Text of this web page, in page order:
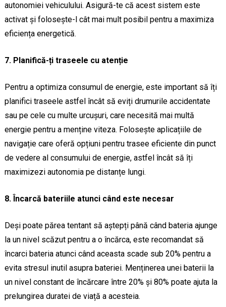
autonomiei vehiculului. Asigură-te că acest sistem este
activat și folosește-l cât mai mult posibil pentru a maximiza
eficiența energetică.
7. Planifică-ți traseele cu atenție
Pentru a optimiza consumul de energie, este important să îți
planifici traseele astfel încât să eviți drumurile accidentate
sau pe cele cu multe urcușuri, care necesită mai multă
energie pentru a menține viteza. Folosește aplicațiile de
navigație care oferă opțiuni pentru trasee eficiente din punct
de vedere al consumului de energie, astfel încât să îți
maximizezi autonomia pe distanțe lungi.
8. Încarcă bateriile atunci când este necesar
Deși poate părea tentant să aștepți până când bateria ajunge
la un nivel scăzut pentru a o încărca, este recomandat să
încarci bateria atunci când aceasta scade sub 20% pentru a
evita stresul inutil asupra bateriei. Menținerea unei baterii la
un nivel constant de încărcare între 20% și 80% poate ajuta la
prelungirea duratei de viață a acesteia.